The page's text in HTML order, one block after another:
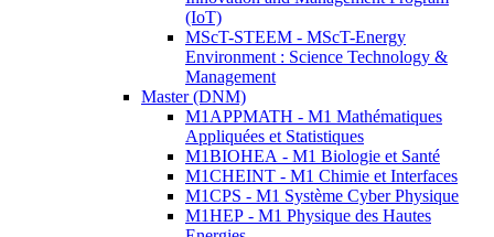
(IoT)
MScT-STEEM - MScT-Energy
Environment : Science Technology &
Management
Master (DNM)
M1APPMATH - M1 Mathématiques
Appliquées et Statistiques
M1BIOHEA - M1 Biologie et Santé
M1CHEINT - M1 Chimie et Interfaces
M1CPS - M1 Système Cyber Physique
M1HEP - M1 Physique des Hautes